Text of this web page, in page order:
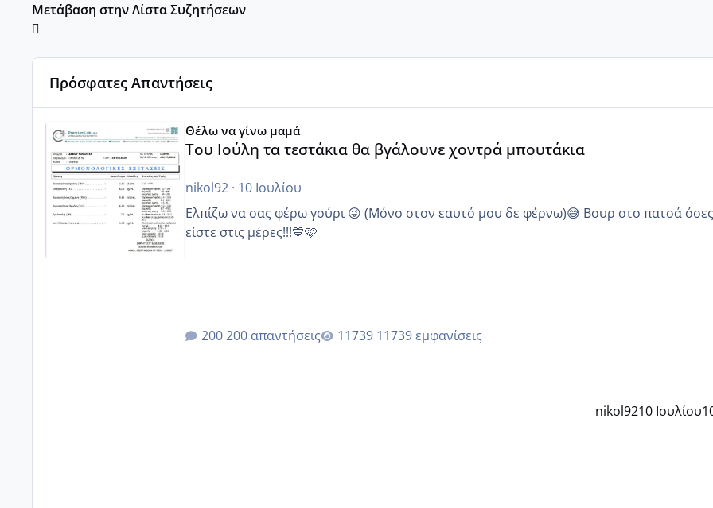
Μετάβαση στην Λίστα Συζητήσεων
Πρόσφατες Απαντήσεις
Θέλω να γίνω μαμά
Του Ιούλη τα τεστάκια θα βγάλουνε χοντρά μπουτάκια
nikol92· 10 Ιουλίου
Ελπίζω να σας φέρω γούρι 😜 (Μόνο στον εαυτό μου δε φέρνω)😅 Βουρ στο πατσά όσες
είστε στις μέρες!!!💙🩷
200 απαντήσεις 11739 εμφανίσεις
nikol9210 Ιουλίου